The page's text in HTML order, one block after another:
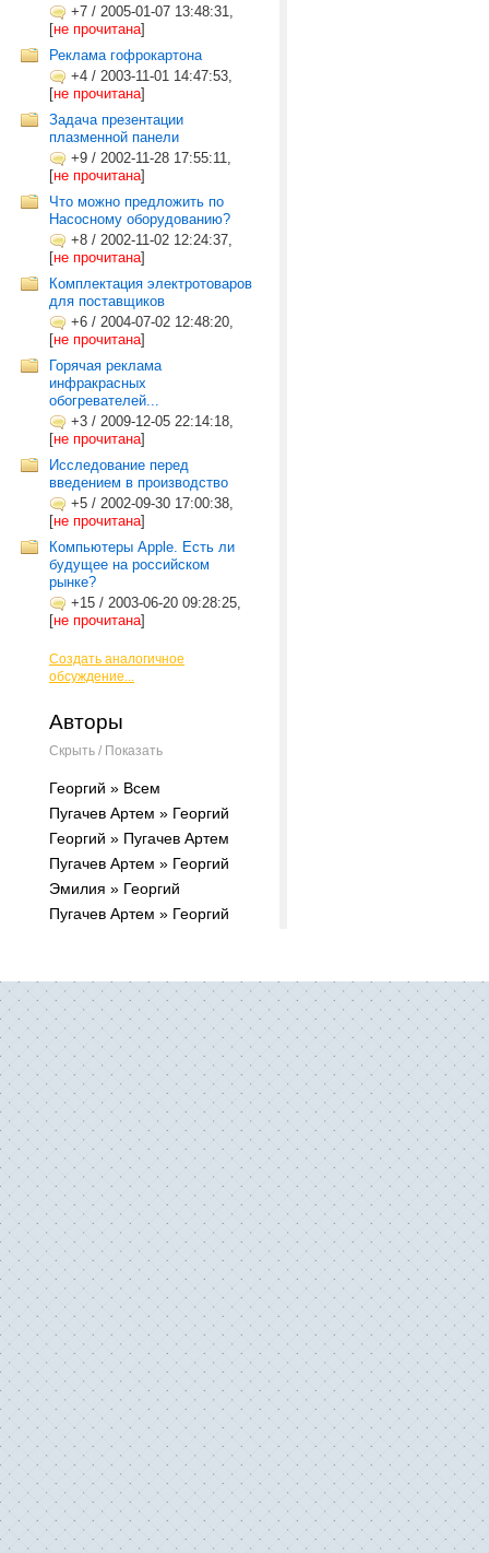
+7 / 2005-01-07 13:48:31,
[не прочитана]
Реклама гофрокартона
+4 / 2003-11-01 14:47:53,
[не прочитана]
Задача презентации
плазменной панели
+9 / 2002-11-28 17:55:11,
[не прочитана]
Что можно предложить по
Насосному оборудованию?
+8 / 2002-11-02 12:24:37,
[не прочитана]
Комплектация электротоваров
для поставщиков
+6 / 2004-07-02 12:48:20,
[не прочитана]
Горячая реклама
инфракрасных
обогревателей...
+3 / 2009-12-05 22:14:18,
[не прочитана]
Исследование перед
введением в производство
+5 / 2002-09-30 17:00:38,
[не прочитана]
Компьютеры Apple. Есть ли
будущее на российском
рынке?
+15 / 2003-06-20 09:28:25,
[не прочитана]
Создать аналогичное
обсуждение...
Авторы
Скрыть / Показать
Георгий » Всем
Пугачев Артем » Георгий
Георгий » Пугачев Артем
Пугачев Артем » Георгий
Эмилия » Георгий
Пугачев Артем » Георгий